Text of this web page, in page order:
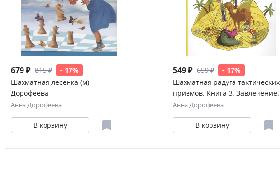
679 ₽ 815 ₽
- 17%
Шахматная лесенка (м)
Дорофеева
Анна Дорофеева
В корзину
549 ₽ 659 ₽
- 17%
Шахматная радуга тактических
приемов. Книга 3. Завлечение.
Отвлечение. Блокировка
Анна Дорофеева
В корзину